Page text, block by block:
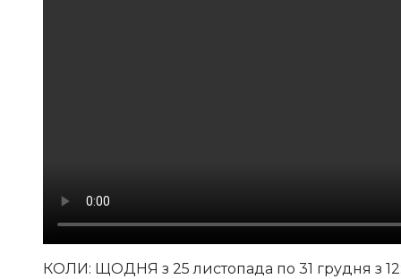
КОЛИ: ЩОДНЯ з 25 листопада по 31 грудня з